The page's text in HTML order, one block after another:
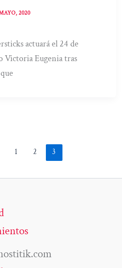
2020
actuará el 24 de
Victoria Eugenia tras
1 2 3